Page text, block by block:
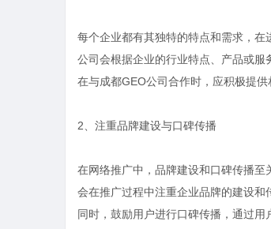
每个企业都有其独特的特点和需求，
公司会根据企业的行业特点、产品或
在与成都GEO公司合作时，应积极提
2、注重品牌建设与口碑传播
在网络推广中，品牌建设和口碑传播
会在推广过程中注重企业品牌的建设和
同时，鼓励用户进行口碑传播，通过